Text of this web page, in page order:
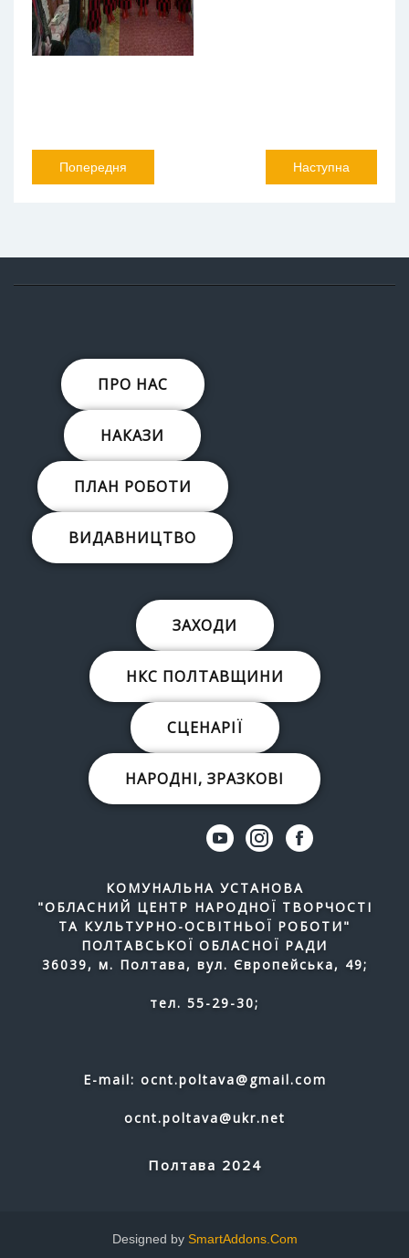
Попередня Наступна
ПРО НАС
НАКАЗИ
ПЛАН РОБОТИ
ВИДАВНИЦТВО
ЗАХОДИ
НКС ПОЛТАВЩИНИ
СЦЕНАРІЇ
НАРОДНІ, ЗРАЗКОВІ
КОМУНАЛЬНА УСТАНОВА
"ОБЛАСНИЙ ЦЕНТР НАРОДНОЇ ТВОРЧОСТІ
ТА КУЛЬТУРНО-ОСВІТНЬОЇ РОБОТИ"
ПОЛТАВСЬКОЇ ОБЛАСНОЇ РАДИ
36039, м. Полтава, вул. Європейська, 49;
тел. 55-29-30;
E-mail: ocnt.poltava@gmail.com
ocnt.poltava@ukr.net
Полтава 2024
Designed by SmartAddons.Com